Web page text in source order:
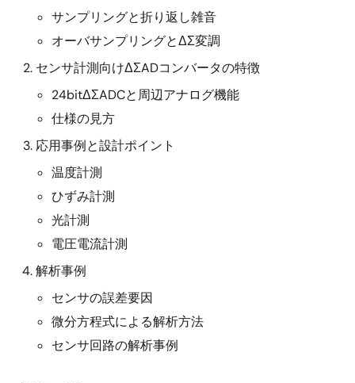
サンプリングと折り返し雑音
オーバサンプリングとΔΣ変調
センサ計測向けΔΣADコンバータの特徴
24bitΔΣADCと周辺アナログ機能
仕様の見方
応用事例と設計ポイント
温度計測
ひずみ計測
光計測
電圧電流計測
解析事例
センサの誤差要因
微分方程式による解析方法
センサ回路の解析事例